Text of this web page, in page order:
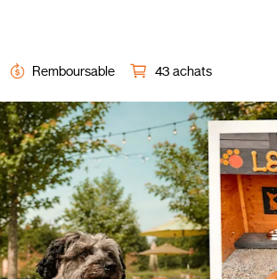
Remboursable 43 achats